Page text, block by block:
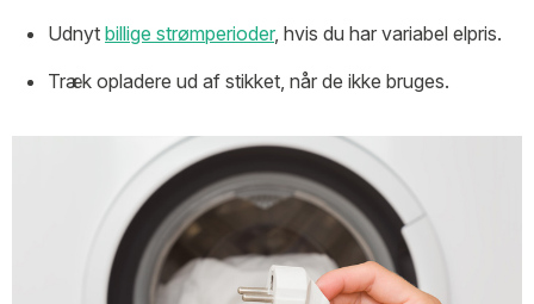
Udnyt billige strømperioder, hvis du har variabel elpris.
Træk opladere ud af stikket, når de ikke bruges.